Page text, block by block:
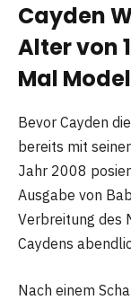
Cayden
Alter von
Mal Model
Bevor Cayden
bereits mit
Jahr 2008
Ausgabe von
Verbreitung des
Caydens
Nach einem